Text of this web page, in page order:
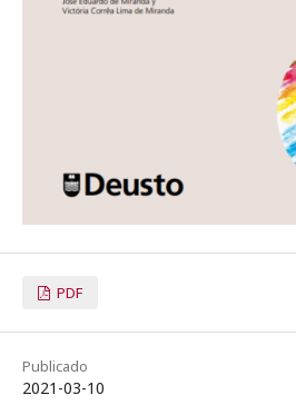
PDF
Publicado
2021-03-10